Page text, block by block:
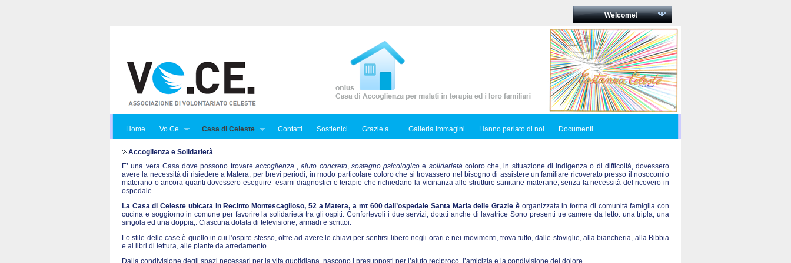
Welcome!
Home Vo.Ce Casa di Celeste Contatti Sostienici Grazie a... Galleria Immagini Hanno parlato di noi Documenti
Accoglienza e Solidarietà
E’ una vera Casa dove possono trovare accoglienza,aiuto concreto, sostegno psicologico e solidarietàcoloro che, in situazione di indigenza o di difficoltà, dovessero
avere la necessità di risiedere a Matera, per brevi periodi, in modo particolare coloro che si trovassero nel bisogno di assistere un familiare ricoverato presso il nosocomio
materano o ancora quanti dovessero eseguire esami diagnostici e terapie che richiedano la vicinanza alle strutture sanitarie materane, senza la necessità del ricovero in
ospedale.
La Casa di Celeste ubicata in Recinto Montescaglioso, 52 a Matera, a mt 600 dall’ospedale Santa Maria delle Grazie èorganizzata in forma di comunità famiglia con
cucina e soggiorno in comune per favorire la solidarietà tra gli ospiti. Confortevoli i due servizi, dotati anche di lavatrice Sono presenti tre camere da letto: una tripla, una
singola ed una doppia,. Ciascuna dotata di televisione, armadi e scrittoi.
Lo stile delle case è quello in cui l’ospite stesso, oltre ad avere le chiavi per sentirsi libero negli orari e nei movimenti, trova tutto, dalle stoviglie, alla biancheria, alla Bibbia
e ai libri di lettura, alle piante da arredamento …
Dalla condivisione degli spazi necessari per la vita quotidiana, nascono i presupposti per l’aiuto reciproco, l’amicizia e la condivisione del dolore.